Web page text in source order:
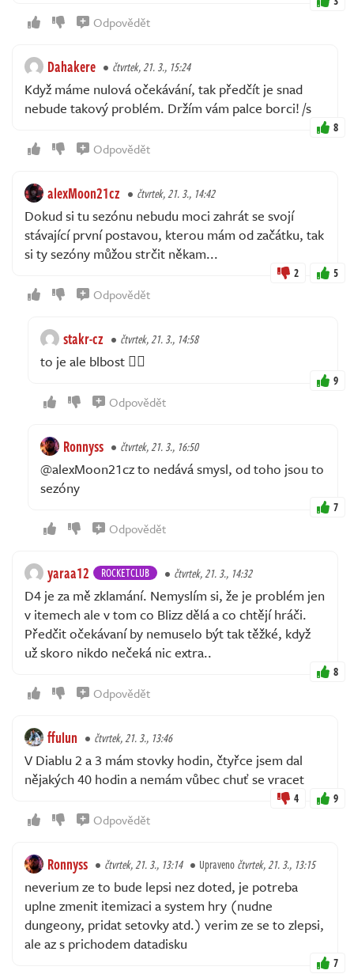
Odpovědět
Dahakere čtvrtek, 21. 3., 15:24
Když máme nulová očekávání, tak předčít je snad
nebude takový problém. Držím vám palce borci! /s
8
Odpovědět
alexMoon21cz čtvrtek, 21. 3., 14:42
Dokud si tu sezónu nebudu moci zahrát se svojí
stávající první postavou, kterou mám od začátku, tak
si ty sezóny můžou strčit někam...
2 5
Odpovědět
stakr-cz čtvrtek, 21. 3., 14:58
to je ale blbost 🤦‍♂️
9
Odpovědět
Ronnyss čtvrtek, 21. 3., 16:50
@alexMoon21cz to nedává smysl, od toho jsou to
sezóny
7
Odpovědět
yaraa12 ROCKETCLUB čtvrtek, 21. 3., 14:32
D4 je za mě zklamání. Nemyslím si, že je problém jen
v itemech ale v tom co Blizz dělá a co chtějí hráči.
Předčit očekávaní by nemuselo být tak těžké, když
už skoro nikdo nečeká nic extra..
8
Odpovědět
ffulun čtvrtek, 21. 3., 13:46
V Diablu 2 a 3 mám stovky hodin, čtyřce jsem dal
nějakých 40 hodin a nemám vůbec chuť se vracet
4 9
Odpovědět
Ronnyss čtvrtek, 21. 3., 13:14 Upravenočtvrtek, 21. 3., 13:15
neverium ze to bude lepsi nez doted, je potreba
uplne zmenit itemizaci a system hry (nudne
dungeony, pridat setovky atd.) verim ze se to zlepsi,
ale az s prichodem datadisku
7